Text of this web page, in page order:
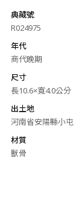
典藏號
R024975
年代
商代晚期
尺寸
長10.6×寬4.0公分
出土地
河南省安陽縣小屯
材質
獸骨